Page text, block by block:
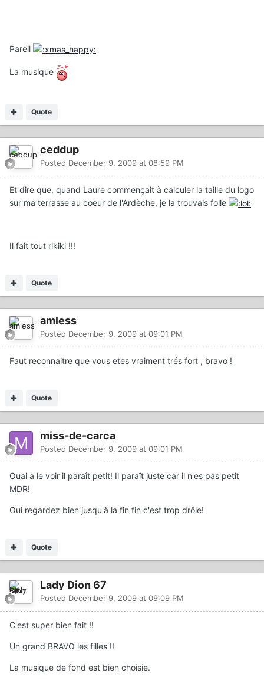
Pareil
La musique
Quote
ceddup
Posted December 9, 2009 at 08:59 PM
Et dire que, quand Laure commençait à calculer la taille du logo
sur ma terrasse au coeur de l'Ardèche, je la trouvais folle
Il fait tout rikiki !!!
Quote
amless
Posted December 9, 2009 at 09:01 PM
Faut reconnaitre que vous etes vraiment trés fort , bravo !
Quote
miss-de-carca
Posted December 9, 2009 at 09:01 PM
Ouai a le voir il paraît petit! Il paraît juste car il n'es pas petit
MDR!
Oui regardez bien jusqu'à la fin fin c'est trop drôle!
Quote
Lady Dion 67
Posted December 9, 2009 at 09:09 PM
C'est super bien fait !!
Un grand BRAVO les filles !!
La musique de fond est bien choisie.